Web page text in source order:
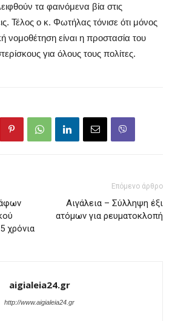
τα φαινόμενα βία στις
Τέλος ο κ. Φωτήλας τόνισε ότι μόνος
νομοθέτηση είναι η προστασία του
για όλους τους πολίτες.
χρόνια
Επόμενο άρθρο
Αιγάλεια – Σύλληψη έξι
ατόμων για ρευματοκλοπή
aigialeia24.gr
http://www.aigialeia24.gr